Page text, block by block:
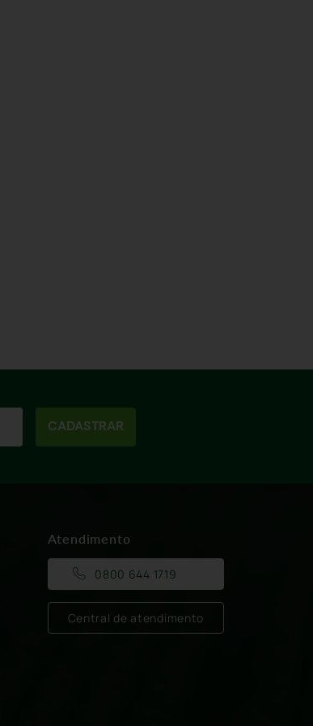
CADASTRAR
Atendimento
0800 644 1719
Central de atendimento